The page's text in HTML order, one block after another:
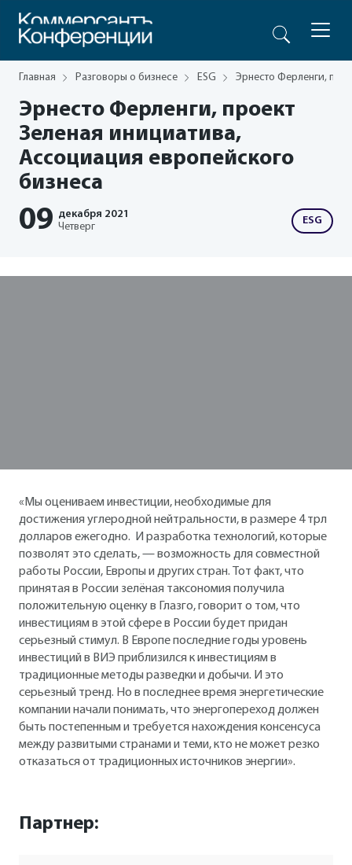
Главная Разговоры о бизнесе ESG Эрнесто Ферленги,
Эрнесто Ферленги, проект
Зеленая инициатива,
Ассоциация европейского
бизнеса
09 декабря 2021
Четверг
ESG
«Мы оцениваем инвестиции, необходимые для
достижения углеродной нейтральности, в размере 4 трл
долларов ежегодно. И разработка технологий, которые
позволят это сделать, — возможность для совместной
работы России, Европы и других стран. Тот факт, что
принятая в России зелёная таксономия получила
положительную оценку в Глазго, говорит о том, что
инвестициям в этой сфере в России будет придан
серьезный стимул. В Европе последние годы уровень
инвестиций в ВИЭ приблизился к инвестициям в
традиционные методы разведки и добычи. И это
серьезный тренд. Но в последнее время энергетические
компании начали понимать, что энергопереход должен
быть постепенным и требуется нахождения консенсуса
между развитыми странами и теми, кто не может резко
отказаться от традиционных источников энергии».
Партнер: